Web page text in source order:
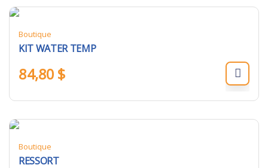
Boutique
KIT WATER TEMP
84,80 $
Boutique
RESSORT